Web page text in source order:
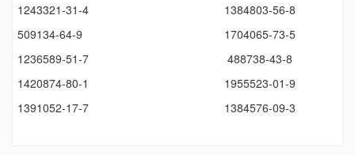
1243321-31-4
1384803-56-8
509134-64-9
1704065-73-5
1236589-51-7
488738-43-8
1420874-80-1
1955523-01-9
1391052-17-7
1384576-09-3